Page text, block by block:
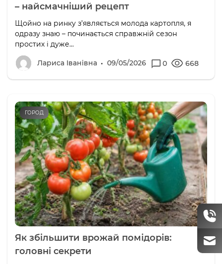
– найсмачніший рецепт
Щойно на ринку з’являється молода картопля, я
одразу знаю – починається справжній сезон
простих і дуже...
Лариса Іванівна 09/05/2026 0 668
ГОРОД
Як збільшити врожай помідорів:
головні секрети